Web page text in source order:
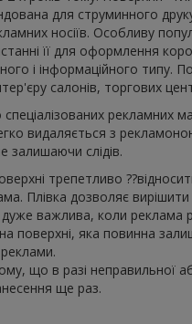
для струминного
носіїв. Особливу
її для оформлення
і інформаційного типу.
салонів, торгових
рекламних
видаляється з
залишаючи слідів.
трепетливо
Плівка дозволяє
важлива, коли реклама
поверхні, яка повинна
що в разі неправильної
ще раз.